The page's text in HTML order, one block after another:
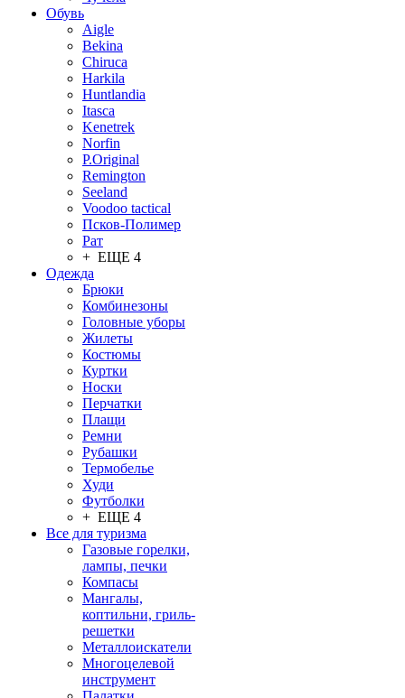
Обувь
Aigle
Bekina
Chiruсa
Harkila
Huntlandia
Itasca
Kenetrek
Norfin
P.Original
Remington
Seeland
Voodoo tactical
Псков-Полимер
Рат
+ ЕЩЕ 4
Одежда
Брюки
Комбинезоны
Головные уборы
Жилеты
Костюмы
Куртки
Носки
Перчатки
Плащи
Ремни
Рубашки
Термобелье
Худи
Футболки
+ ЕЩЕ 4
Все для туризма
Газовые горелки,
лампы, печки
Компасы
Мангалы,
коптильни, гриль-
решетки
Металлоискатели
Многоцелевой
инструмент